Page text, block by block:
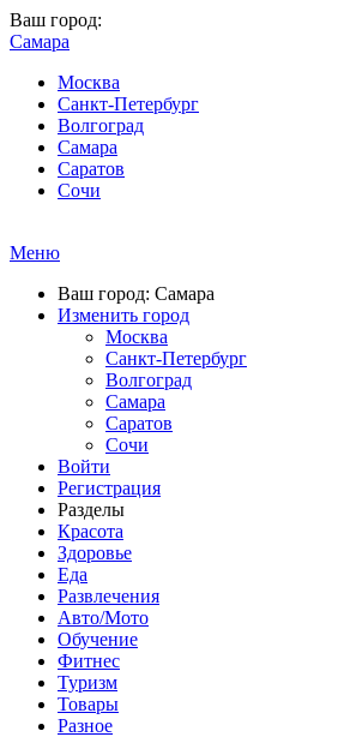
Ваш город:
Самара
Москва
Санкт-Петербург
Волгоград
Самара
Саратов
Сочи
Меню
Ваш город: Самара
Изменить город
Москва
Санкт-Петербург
Волгоград
Самара
Саратов
Сочи
Войти
Регистрация
Разделы
Красота
Здоровье
Еда
Развлечения
Авто/Мото
Обучение
Фитнес
Туризм
Товары
Разное